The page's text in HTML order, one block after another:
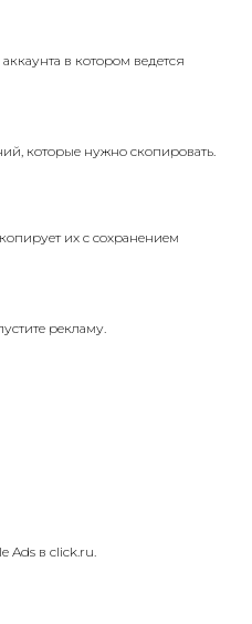
в котором ведется
которые нужно скопировать.
их с сохранением
рекламу.
Ads в click.ru.